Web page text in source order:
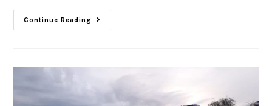
Continue Reading